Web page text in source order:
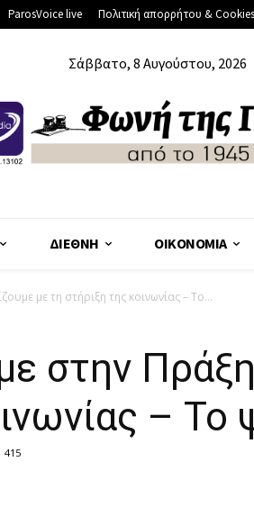
ParosVoice live Πολιτική απορρήτου & Cookies
Σάββατο, 8 Αυγούστου, 2026
ΔΙΕΘΝΉ ΟΙΚΟΝΟΜΊΑ
με τη στήριξη της κοινωνίας – Το...
στην
– Το
415